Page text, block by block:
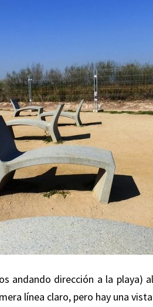
andando dirección a la playa) al
línea claro, pero hay una